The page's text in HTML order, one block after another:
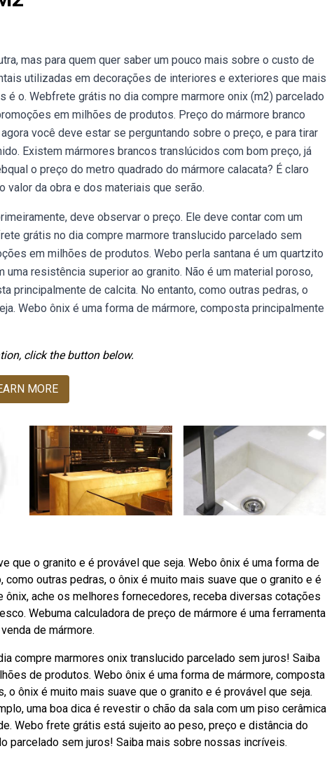
mas para quem quer saber um pouco mais sobre o custo de
utilizadas em decorações de interiores e exteriores que mais
o. Webfrete grátis no dia compre marmore onix (m2) parcelado
em milhões de produtos. Preço do mármore branco
você deve estar se perguntando sobre o preço, e para tirar
Existem mármores brancos translúcidos com bom preço, já
o preço do metro quadrado do mármore calacata? É claro
valor da obra e dos materiais que serão.
deve observar o preço. Ele deve contar com um
grátis no dia compre marmore translucido parcelado sem
em milhões de produtos. Webo perla santana é um quartzito
resistência superior ao granito. Não é um material poroso,
principalmente de calcita. No entanto, como outras pedras, o
Webo ônix é uma forma de mármore, composta principalmente
click the button below.
MORE
que o granito e é provável que seja. Webo ônix é uma forma de
outras pedras, o ônix é muito mais suave que o granito e é
ache os melhores fornecedores, receba diversas cotações
Webuma calculadora de preço de mármore é uma ferramenta
de mármore.
compre marmores onix translucido parcelado sem juros! Saiba
de produtos. Webo ônix é uma forma de mármore, composta
o ônix é muito mais suave que o granito e é provável que seja.
uma boa dica é revestir o chão da sala com um piso cerâmica
Webo frete grátis está sujeito ao peso, preço e distância do
parcelado sem juros! Saiba mais sobre nossas incríveis.